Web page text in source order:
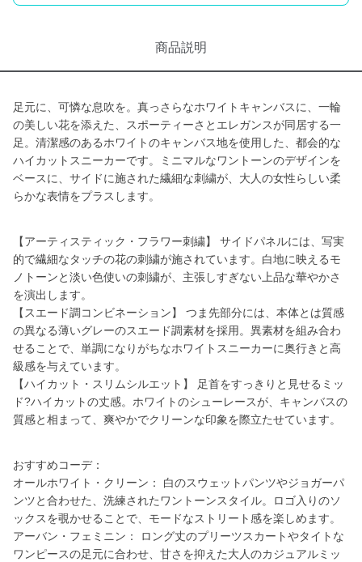
商品説明
足元に、可憐な息吹を。真っさらなホワイトキャンバスに、一輪
の美しい花を添えた、スポーティーさとエレガンスが同居する一
足。清潔感のあるホワイトのキャンバス地を使用した、都会的な
ハイカットスニーカーです。ミニマルなワントーンのデザインを
ベースに、サイドに施された繊細な刺繍が、大人の女性らしい柔
らかな表情をプラスします。
【アーティスティック・フラワー刺繍】 サイドパネルには、写実
的で繊細なタッチの花の刺繍が施されています。白地に映えるモ
ノトーンと淡い色使いの刺繍が、主張しすぎない上品な華やかさ
を演出します。
【スエード調コンビネーション】 つま先部分には、本体とは質感
の異なる薄いグレーのスエード調素材を採用。異素材を組み合わ
せることで、単調になりがちなホワイトスニーカーに奥行きと高
級感を与えています。
【ハイカット・スリムシルエット】 足首をすっきりと見せるミッ
ド?ハイカットの丈感。ホワイトのシューレースが、キャンバスの
質感と相まって、爽やかでクリーンな印象を際立たせています。
おすすめコーデ：
オールホワイト・クリーン： 白のスウェットパンツやジョガーパ
ンツと合わせた、洗練されたワントーンスタイル。ロゴ入りのソ
ックスを覗かせることで、モードなストリート感を楽しめます。
アーバン・フェミニン： ロング丈のプリーツスカートやタイトな
ワンピースの足元に合わせ、甘さを抑えた大人のカジュアルミッ